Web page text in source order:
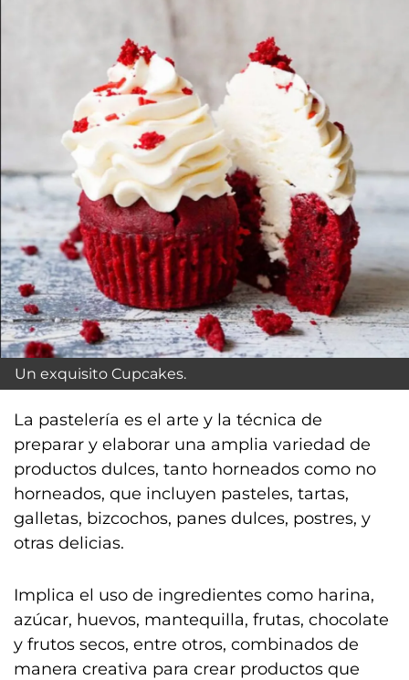
Un exquisito Cupcakes.
La pastelería es el arte y la técnica de
preparar y elaborar una amplia variedad de
productos dulces, tanto horneados como no
horneados, que incluyen pasteles, tartas,
galletas, bizcochos, panes dulces, postres, y
otras delicias.
Implica el uso de ingredientes como harina,
azúcar, huevos, mantequilla, frutas, chocolate
y frutos secos, entre otros, combinados de
manera creativa para crear productos que